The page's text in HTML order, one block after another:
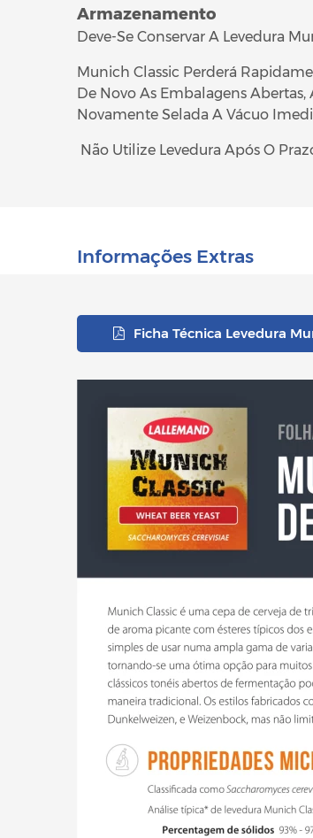
Armazenamento
Deve-Se Conservar A Levedura
Munich Classic Perderá
De Novo As Embalagens Abertas,
Novamente Selada A Vácuo
Não Utilize Levedura Após O
Informações Extras
Ficha Técnica Levedura